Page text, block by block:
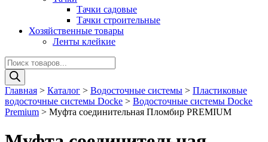
Тачки садовые
Тачки строительные
Хозяйственные товары
Ленты клейкие
Поиск
товаров
Главная > Каталог > Водосточные системы > Пластиковые
водосточные системы Docke > Водосточные системы Docke
Premium > Муфта соединительная Пломбир PREMIUM